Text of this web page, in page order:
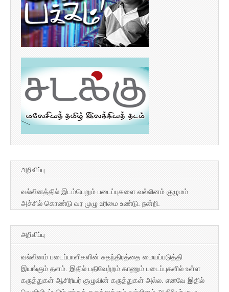
அறிவிப்பு
வல்லினத்தில் இடம்பெறும் படைப்புகளை வல்லினம் குழுமம்
அச்சில் கொண்டு வர முழு உரிமை உண்டு. நன்றி.
அறிவிப்பு
வல்லினம் படைப்பாளிகளின் சுதந்திரத்தை மையப்படுத்தி
இயங்கும் தளம். இதில் பதிவேற்றம் காணும் படைப்புகளில் உள்ள
கருத்துகள் ஆசிரியர் குழுவின் கருத்துகள் அல்ல. எனவே இதில்